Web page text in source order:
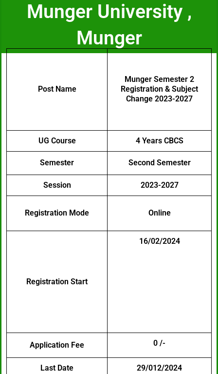
Munger University ,
Munger
Post Name
Munger Semester 2
Registration & Subject
Change 2023-2027
UG Course 4 Years CBCS
Semester Second Semester
Session 2023-2027
Registration Mode Online
Registration Start
16/02/2024
Application Fee 0 /-
Last Date 29/012/2024